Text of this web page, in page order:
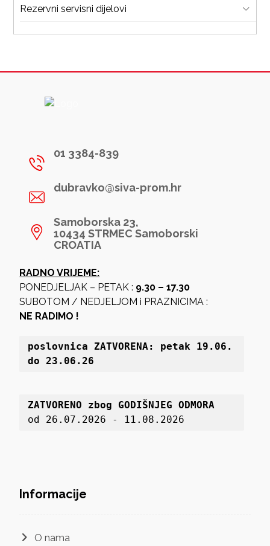
Rezervni servisni dijelovi
01 3384-839
dubravko@siva-prom.hr
Samoborska 23,
10434 STRMEC Samoborski
CROATIA
RADNO VRIJEME:
PONEDJELJAK – PETAK : 9.30 – 17.30
SUBOTOM / NEDJELJOM i PRAZNICIMA :
NE RADIMO !
poslovnica ZATVORENA: petak 19 .06.
do 23.06.26
ZATVORENO zbog GODIŠNJEG ODMORA
od 26.07.2026 - 11.08.2026
Informacije
O nama